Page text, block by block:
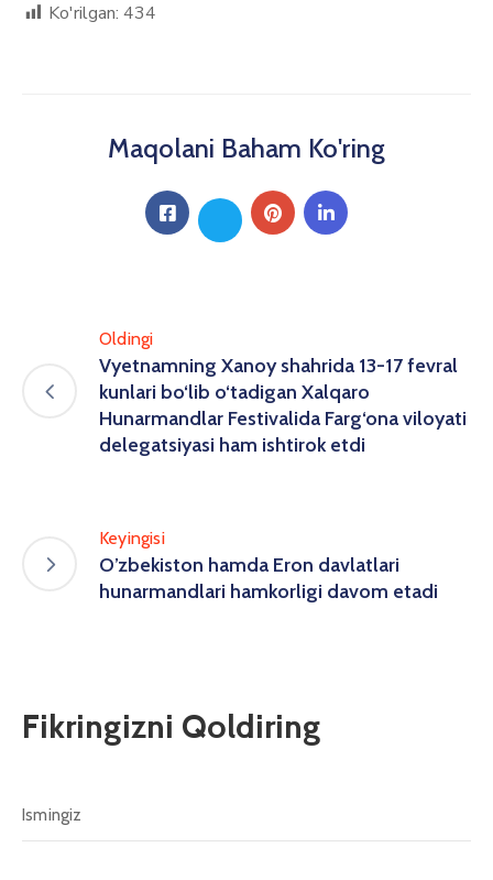
Ko'rilgan: 434
Maqolani Baham Ko'ring
Oldingi
Vyetnamning Xanoy shahrida 13-17 fevral
kunlari bo‘lib o‘tadigan Xalqaro
Hunarmandlar Festivalida Farg‘ona viloyati
delegatsiyasi ham ishtirok etdi
Keyingisi
O’zbekiston hamda Eron davlatlari
hunarmandlari hamkorligi davom etadi
Fikringizni Qoldiring